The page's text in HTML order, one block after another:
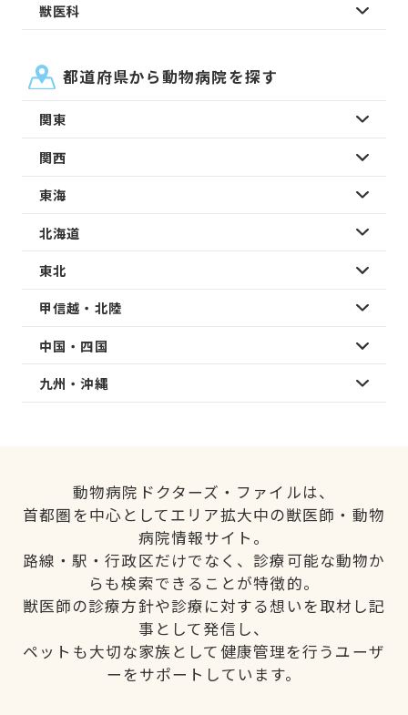
獣医科
都道府県から動物病院を探す
関東
関西
東海
北海道
東北
甲信越・北陸
中国・四国
九州・沖縄
動物病院ドクターズ・ファイルは、
首都圏を中心としてエリア拡大中の獣医師・動物
病院情報サイト。
路線・駅・行政区だけでなく、診療可能な動物か
らも検索できることが特徴的。
獣医師の診療方針や診療に対する想いを取材し記
事として発信し、
ペットも大切な家族として健康管理を行うユーザ
ーをサポートしています。